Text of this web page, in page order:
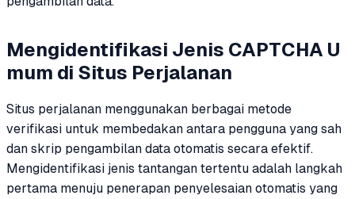
Mengidentifikasi Jenis CAPTCHA U
mum di Situs Perjalanan
Situs perjalanan menggunakan berbagai metode
verifikasi untuk membedakan antara pengguna yang sah
dan skrip pengambilan data otomatis secara efektif.
Mengidentifikasi jenis tantangan tertentu adalah langkah
pertama menuju penerapan penyelesaian otomatis yang